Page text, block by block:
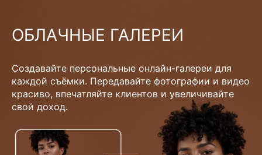
ОБЛАЧНЫЕ ГАЛЕРЕИ
Создавайте персональные онлайн-галереи для
каждой съёмки. Передавайте фотографии и видео
красиво, впечатляйте клиентов и увеличивайте
свой доход.